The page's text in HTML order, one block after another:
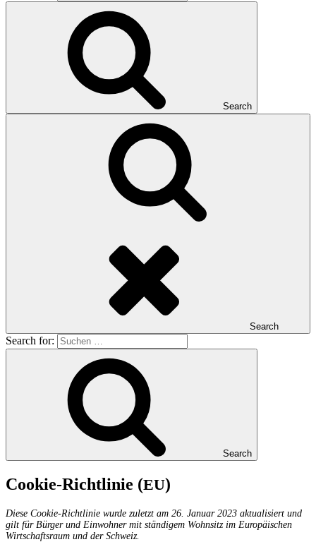
Search
Search
Search for:
Search
Coo­kie-Richt­li­nie (EU)
Die­se Coo­kie-Richt­li­nie wur­de zuletzt am 26. Janu­ar 2023 aktua­li­siert und
gilt für Bür­ger und Ein­woh­ner mit stän­di­gem Wohn­sitz im Euro­päi­schen
Wirt­schafts­raum und der Schweiz.